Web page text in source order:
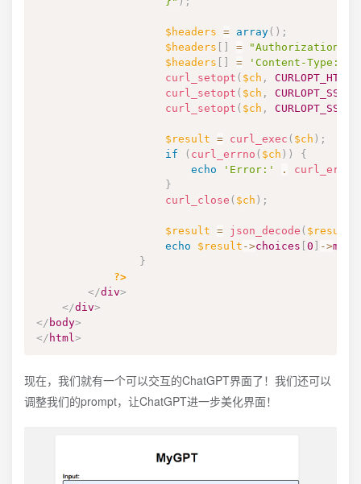
$headers = array ( ) ;
$headers
=
"Authorization:
$headers
=
'Content-Type:
curl_setopt ( $ch ,
curl_setopt ( $ch ,
curl_setopt ( $ch ,
$result = curl_exec ( $ch ) ;
if
( curl_errno ( $ch ) )
{
echo
'Error:' . curl_error
}
curl_close ( $ch ) ;
$result = json_decode ( $result
echo
$result ->choices 0 ->
}
?>
</div>
</div>
</ body>
</ html>
现在，我们就有一个可以交互的ChatGPT界面了！我们还可以
调整我们的prompt，让ChatGPT进一步美化界面！